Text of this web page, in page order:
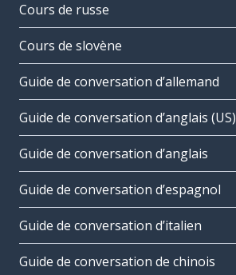
Cours de russe
Cours de slovène
Guide de conversation d’allemand
Guide de conversation d’anglais (US)
Guide de conversation d’anglais
Guide de conversation d’espagnol
Guide de conversation d’italien
Guide de conversation de chinois